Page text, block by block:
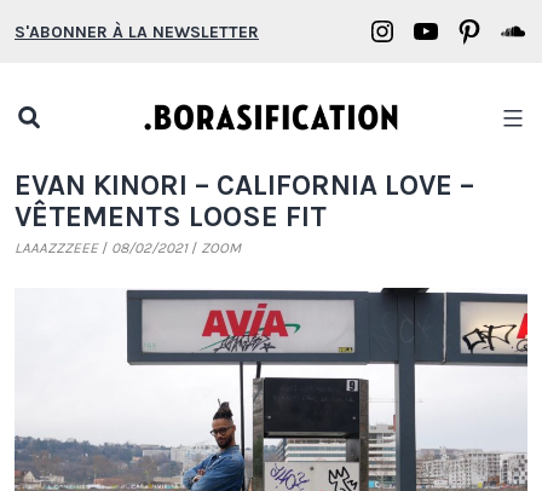
au
S'ABONNER À LA NEWSLETTER
Borasification
popup
EVAN KINORI – CALIFORNIA LOVE –
VÊTEMENTS LOOSE FIT
LAAAZZZEEE 08/02/2021 ZOOM